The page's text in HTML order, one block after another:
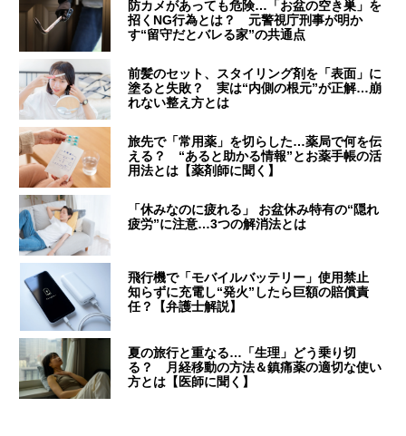
防カメがあっても危険…「お盆の空き巣」を
招くNG行為とは？ 元警視庁刑事が明か
す“留守だとバレる家”の共通点
前髪のセット、スタイリング剤を「表面」に
塗ると失敗？ 実は“内側の根元”が正解…崩
れない整え方とは
旅先で「常用薬」を切らした…薬局で何を伝
える？ “あると助かる情報”とお薬手帳の活
用法とは【薬剤師に聞く】
「休みなのに疲れる」 お盆休み特有の“隠れ
疲労”に注意…3つの解消法とは
飛行機で「モバイルバッテリー」使用禁止
知らずに充電し“発火”したら巨額の賠償責
任？【弁護士解説】
夏の旅行と重なる…「生理」どう乗り切
る？ 月経移動の方法＆鎮痛薬の適切な使い
方とは【医師に聞く】